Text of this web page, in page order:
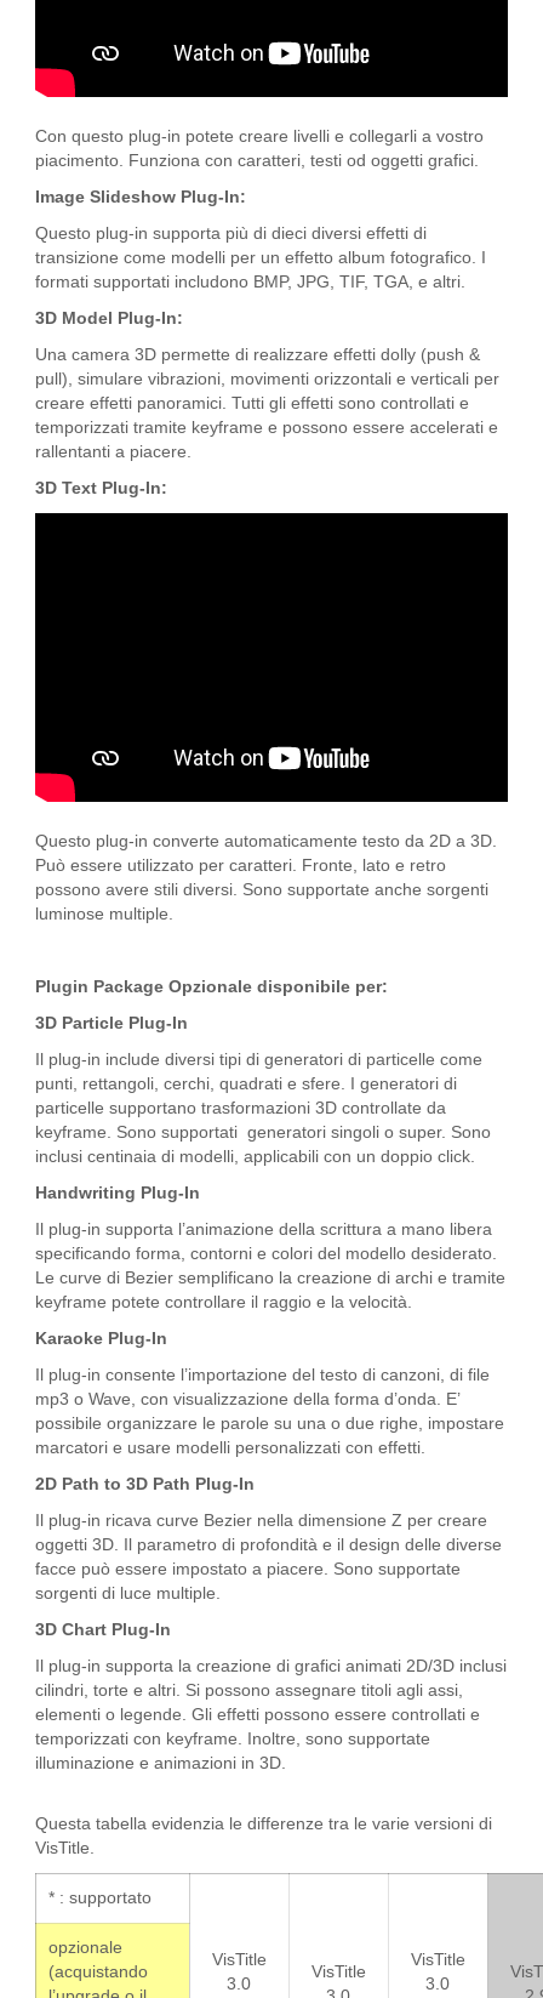
Con questo plug-in potete creare livelli e collegarli a vostro
piacimento. Funziona con caratteri, testi od oggetti grafici.
Image Slideshow Plug-In:
Questo plug-in supporta più di dieci diversi effetti di
transizione come modelli per un effetto album fotografico. I
formati supportati includono BMP, JPG, TIF, TGA, e altri.
3D Model Plug-In:
Una camera 3D permette di realizzare effetti dolly (push &
pull), simulare vibrazioni, movimenti orizzontali e verticali per
creare effetti panoramici. Tutti gli effetti sono controllati e
temporizzati tramite keyframe e possono essere accelerati e
rallentanti a piacere.
3D Text Plug-In:
Questo plug-in converte automaticamente testo da 2D a 3D.
Può essere utilizzato per caratteri. Fronte, lato e retro
possono avere stili diversi. Sono supportate anche sorgenti
luminose multiple.
Plugin Package Opzionale disponibile per:
3D Particle Plug-In
Il plug-in include diversi tipi di generatori di particelle come
punti, rettangoli, cerchi, quadrati e sfere. I generatori di
particelle supportano trasformazioni 3D controllate da
keyframe. Sono supportati generatori singoli o super. Sono
inclusi centinaia di modelli, applicabili con un doppio click.
Handwriting Plug-In
Il plug-in supporta l’animazione della scrittura a mano libera
specificando forma, contorni e colori del modello desiderato.
Le curve di Bezier semplificano la creazione di archi e tramite
keyframe potete controllare il raggio e la velocità.
Karaoke Plug-In
Il plug-in consente l’importazione del testo di canzoni, di file
mp3 o Wave, con visualizzazione della forma d’onda. E’
possibile organizzare le parole su una o due righe, impostare
marcatori e usare modelli personalizzati con effetti.
2D Path to 3D Path Plug-In
Il plug-in ricava curve Bezier nella dimensione Z per creare
oggetti 3D. Il parametro di profondità e il design delle diverse
facce può essere impostato a piacere. Sono supportate
sorgenti di luce multiple.
3D Chart Plug-In
Il plug-in supporta la creazione di grafici animati 2D/3D inclusi
cilindri, torte e altri. Si possono assegnare titoli agli assi,
elementi o legende. Gli effetti possono essere controllati e
temporizzati con keyframe. Inoltre, sono supportate
illuminazione e animazioni in 3D.
Questa tabella evidenzia le differenze tra le varie versioni di
VisTitle.
* : supportato
VisTitle
3.0
VisTitle
VisTitle
3.0
opzionale
(acquistando